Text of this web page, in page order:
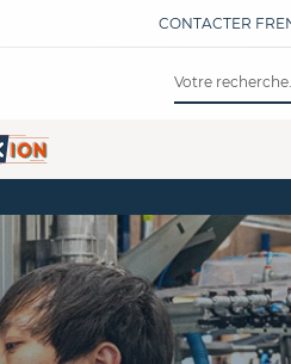
CONTACTER